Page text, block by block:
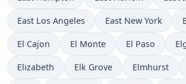
East Los Angeles East New York
El Cajon El Monte El Paso
Elizabeth Elk Grove Elmhurst